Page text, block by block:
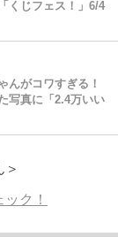
くじフェス！」6/4
んがコワすぎる！
写真に「2.4万いい
ク！